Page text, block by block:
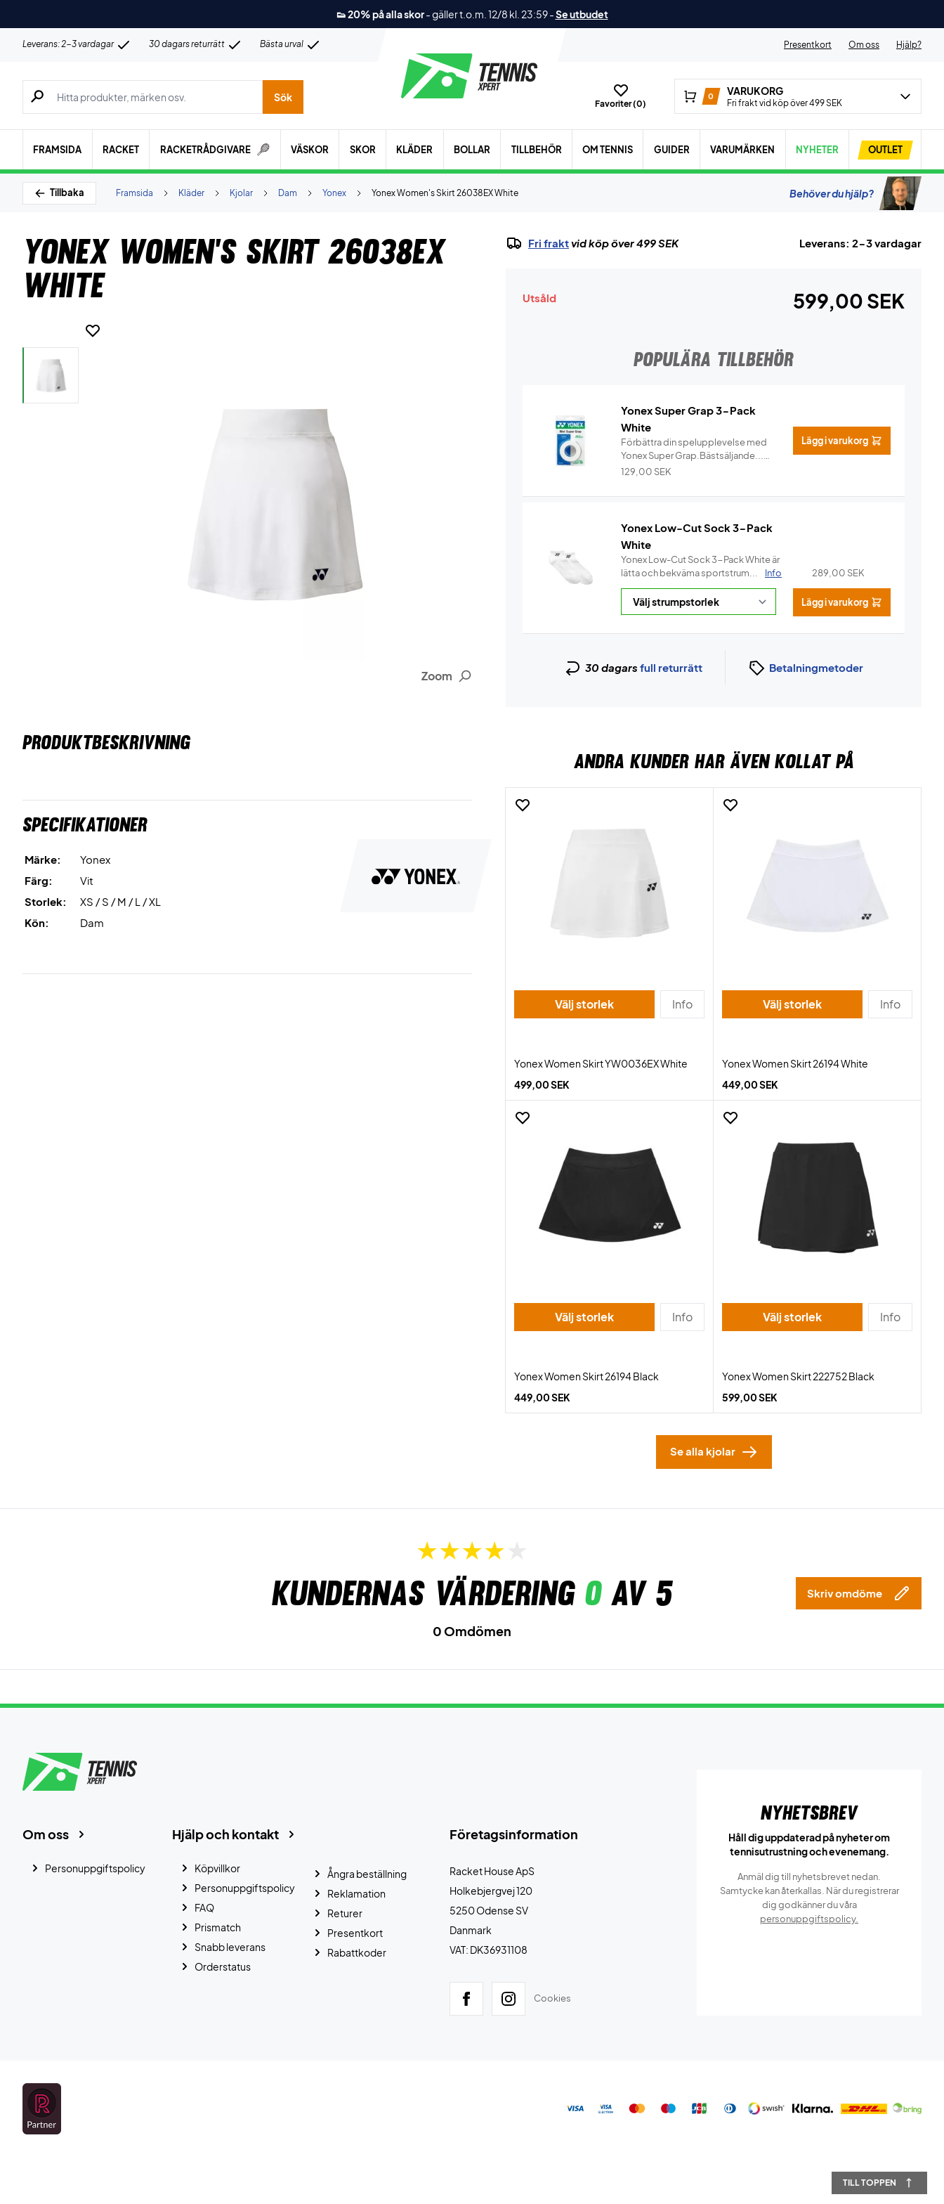
TILL TOPPEN
👟 20% på alla skor-gäller t.o.m. 12/8 kl. 23:59-Se utbudet
Leverans: 2-3 vardagar 30 dagars returrätt Bästa urval Presentkort Om oss Hjälp?
Sök efter produkter, märken osv.
Sök
Favoriter (0)
0 VARUKORG
Fri frakt vid köp över 499 SEK
FRAMSIDA RACKET RACKETRÅDGIVARE VÄSKOR SKOR KLÄDER BOLLAR TILLBEHÖR OM TENNIS GUIDER VARUMÄRKEN NYHETER OUTLET
Tillbaka Yonex Women's Skirt 26038EX White
Yonex
Dam
Kjolar
Kläder
Framsida Behöver du hjälp?
Yonex Women's Skirt 26038EX
White
Zoom
PRODUKTBESKRIVNING
Specifikationer
Märke:
Yonex
Färg:
Vit
Storlek:
XS / S / M / L / XL
Kön:
Dam
Fri fraktvid köp över 499 SEK Leverans: 2-3 vardagar
Utsåld 599,00 SEK
POPULÄRA TILLBEHÖR
Yonex Super Grap 3-Pack
White
Förbättra din spelupplevelse med
Yonex Super Grap.Bästsäljande...
Info
129,00 SEK
Lägg i varukorg
Yonex Low-Cut Sock 3-Pack
White
Yonex Low-Cut Sock 3-Pack White är
lätta och bekväma sportstrum...
Info 289,00 SEK
Lägg i varukorg
30 dagars full returrätt Betalningmetoder
ANDRA KUNDER HAR ÄVEN KOLLAT PÅ
Välj storlek Info
Yonex Women Skirt YW0036EX White
499,00 SEK
Välj storlek Info
Yonex Women Skirt 26194 White
449,00 SEK
Välj storlek Info
Yonex Women Skirt 26194 Black
449,00 SEK
Välj storlek Info
Yonex Women Skirt 222752 Black
599,00 SEK
Se alla kjolar
Kundernas värdering 0av 5 Skriv omdöme
0 Omdömen
Företagsinformation
Racket House ApS
Holkebjergvej 120
5250 Odense SV
Danmark
VAT: DK36931108
Cookies
Hjälp och kontakt
Köpvillkor
Personuppgiftspolicy
FAQ
Prismatch
Snabb leverans
Orderstatus
Ångra beställning
Reklamation
Returer
Presentkort
Rabattkoder
Om oss
Personuppgiftspolicy
Nyhetsbrev
Håll dig uppdaterad på nyheter om
tennisutrustning och evenemang.
Anmäl dig till nyhetsbrevet nedan.
Samtycke kan återkallas. När du registrerar
dig godkänner du våra
personuppgiftspolicy.